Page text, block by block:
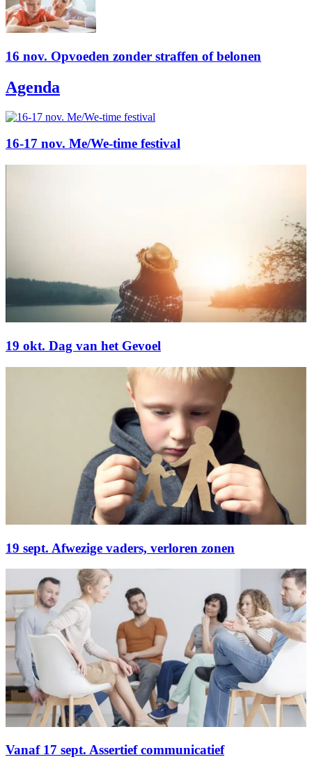
16 nov. Opvoeden zonder straffen of belonen
Agenda
16-17 nov. Me/We-time festival
19 okt. Dag van het Gevoel
19 sept. Afwezige vaders, verloren zonen
Vanaf 17 sept. Assertief communicatief